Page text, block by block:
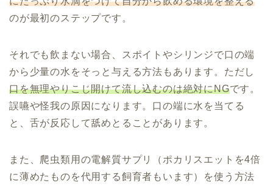
のが最初のステップです。
それでも飲まない場合、スポイトやシリンジで口の端
から少量の水をそっと与える方法もあります。ただし
口を無理やりこじ開けて流し込むのは絶対にNGです。
誤嚥や怪我の原因になります。口の端に水を当てる
と、舌が反応して舐めとることがあります。
また、爬虫類用の電解質サプリ（ポカリスエットを4倍
に薄めたものを代用する飼育者もいます）を使う方法